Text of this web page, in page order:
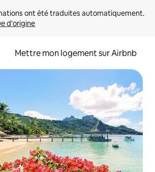
d'origine
Mettre mon logement sur Airbnb